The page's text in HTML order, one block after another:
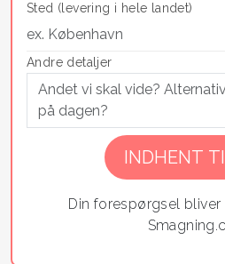
Sted (levering i hele landet)
Andre detaljer
Din forespørgsel